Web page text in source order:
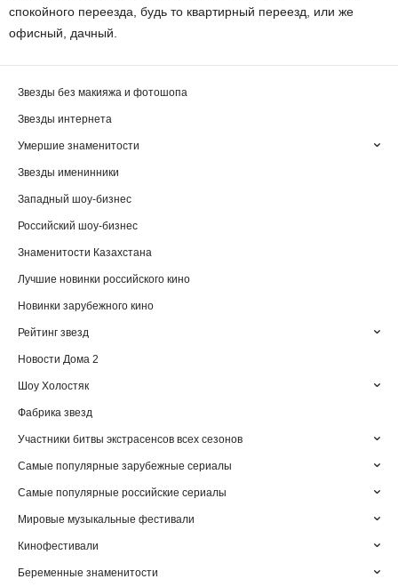
спокойного переезда, будь то квартирный переезд, или же
офисный, дачный.
Звезды без макияжа и фотошопа
Звезды интернета
Умершие знаменитости
Звезды именинники
Западный шоу-бизнес
Российский шоу-бизнес
Знаменитости Казахстана
Лучшие новинки российского кино
Новинки зарубежного кино
Рейтинг звезд
Новости Дома 2
Шоу Холостяк
Фабрика звезд
Участники битвы экстрасенсов всех сезонов
Самые популярные зарубежные сериалы
Самые популярные российские сериалы
Мировые музыкальные фестивали
Кинофестивали
Беременные знаменитости